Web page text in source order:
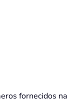
fornecidos na